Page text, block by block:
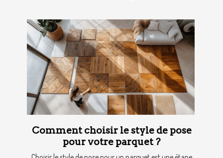
Comment choisir le style de pose
pour votre parquet ?